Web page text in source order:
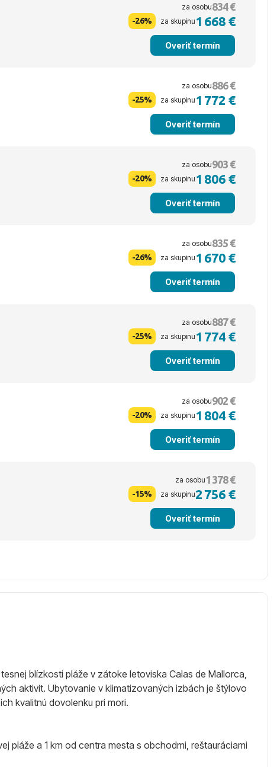
za osobu834 €
-26% za skupinu 1 668 €
Overiť termín
za osobu886 €
-25% za skupinu 1 772 €
Overiť termín
za osobu903 €
-20% za skupinu 1 806 €
Overiť termín
za osobu835 €
-26% za skupinu 1 670 €
Overiť termín
za osobu887 €
-25% za skupinu 1 774 €
Overiť termín
za osobu902 €
-20% za skupinu 1 804 €
Overiť termín
za osobu 1 378 €
-15% za skupinu2 756 €
Overiť termín
blízkosti pláže v zátoke letoviska Calas de Mallorca,
aktivít. Ubytovanie v klimatizovaných izbách je štýlovo
kvalitnú dovolenku pri mori.
pláže a 1 km od centra mesta s obchodmi, reštauráciami